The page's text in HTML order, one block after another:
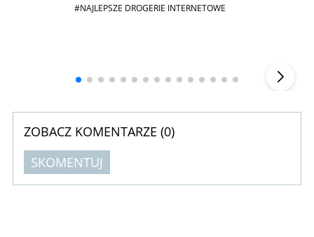
#NAJLEPSZE DROGERIE INTERNETOWE
ZOBACZ KOMENTARZE (0)
SKOMENTUJ